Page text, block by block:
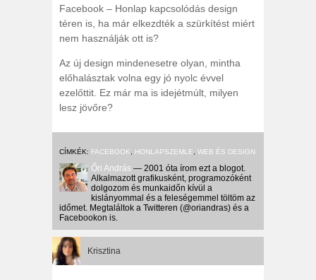
Facebook – Honlap kapcsolódás design
téren is, ha már elkezdték a szürkítést miért
nem használják ott is?
Az új design mindenesetre olyan, mintha
előhalásztak volna egy jó nyolc évvel
ezelőttit. Ez már ma is idejétmúlt, milyen
lesz jövőre?
CÍMKÉK: FACEBOOK HONLAPSZEMLE WEB ÉS DESIGN
Őri András — 2001 óta írom ezt a blogot.
Alkalmazott grafikusként, programozóként
dolgozom és munkaidőn kívül a
kislányommal és a feleségemmel töltöm az
időmet. Megtaláltok a Twitteren (@oriandras) és a
Facebookon is.
Krisztina